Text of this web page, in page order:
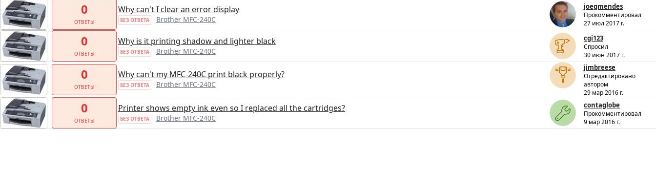
0
ОТВЕТЫ
Why can't I clear an error display
БЕЗ ОТВЕТА Brother MFC-240C
joegmendes
Прокомментировал
27 июл 2017 г.
0
ОТВЕТЫ
Why is it printing shadow and lighter black
БЕЗ ОТВЕТА Brother MFC-240C
cgi123
Спросил
30 июн 2017 г.
0
ОТВЕТЫ
Why can't my MFC-240C print black properly?
БЕЗ ОТВЕТА Brother MFC-240C
jimbreese
Отредактировано
автором
29 мар 2016 г.
0
ОТВЕТЫ
Printer shows empty ink even so I replaced all the cartridges?
БЕЗ ОТВЕТА Brother MFC-240C
contaglobe
Прокомментировал
9 мар 2016 г.